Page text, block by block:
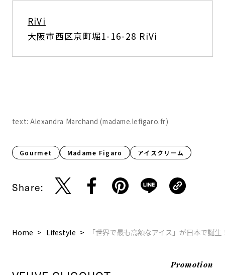
RiVi
大阪市西区京町堀1-16-28 RiVi
text: Alexandra Marchand (madame.lefigaro.fr)
Gourmet Madame Figaro アイスクリーム
Share:
Home Lifestyle 「世界で最も高額なアイス」が日本で誕
Promotion